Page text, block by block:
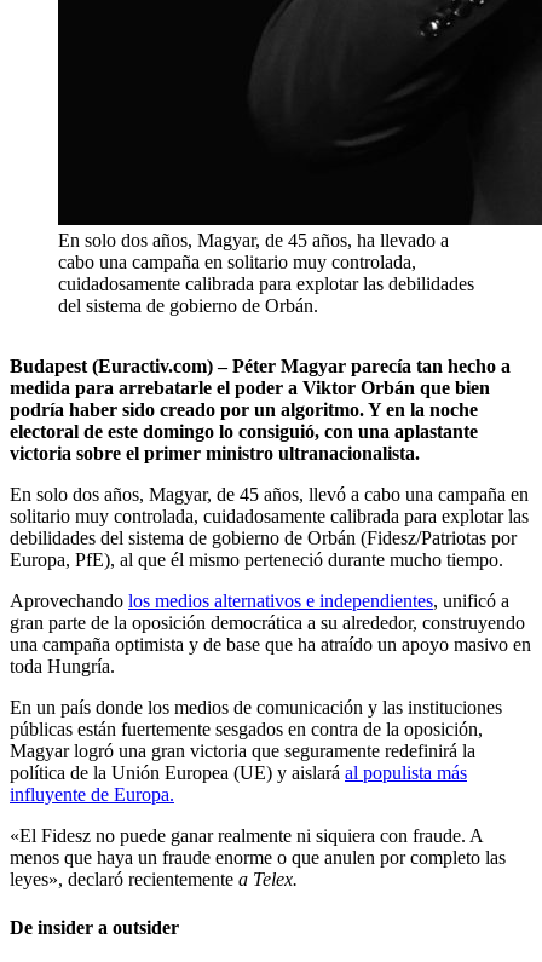
En solo dos años, Magyar, de 45 años, ha llevado a
cabo una campaña en solitario muy controlada,
cuidadosamente calibrada para explotar las debilidades
del sistema de gobierno de Orbán.
Budapest (Euractiv.com) – Péter Magyar parecía tan hecho a
medida para arrebatarle el poder a Viktor Orbán que bien
podría haber sido creado por un algoritmo. Y en la noche
electoral de este domingo lo consiguió, con una aplastante
victoria sobre el primer ministro ultranacionalista.
En solo dos años, Magyar, de 45 años, llevó a cabo una campaña en
solitario muy controlada, cuidadosamente calibrada para explotar las
debilidades del sistema de gobierno de Orbán (Fidesz/Patriotas por
Europa, PfE), al que él mismo perteneció durante mucho tiempo.
Aprovechando los medios alternativos e independientes, unificó a
gran parte de la oposición democrática a su alrededor, construyendo
una campaña optimista y de base que ha atraído un apoyo masivo en
toda Hungría.
En un país donde los medios de comunicación y las instituciones
públicas están fuertemente sesgados en contra de la oposición,
Magyar logró una gran victoria que seguramente redefinirá la
política de la Unión Europea (UE) y aislará al populista más
influyente de Europa.
«El Fidesz no puede ganar realmente ni siquiera con fraude. A
menos que haya un fraude enorme o que anulen por completo las
leyes», declaró recientemente a Telex.
De insider a outsider